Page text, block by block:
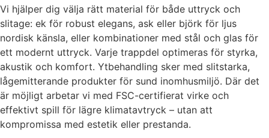
Vi hjälper dig välja rätt material för både uttryck och
slitage: ek för robust elegans, ask eller björk för ljus
nordisk känsla, eller kombinationer med stål och glas för
ett modernt uttryck. Varje trappdel optimeras för styrka,
akustik och komfort. Ytbehandling sker med slitstarka,
lågemitterande produkter för sund inomhusmiljö. Där det
är möjligt arbetar vi med FSC-certifierat virke och
effektivt spill för lägre klimatavtryck – utan att
kompromissa med estetik eller prestanda.